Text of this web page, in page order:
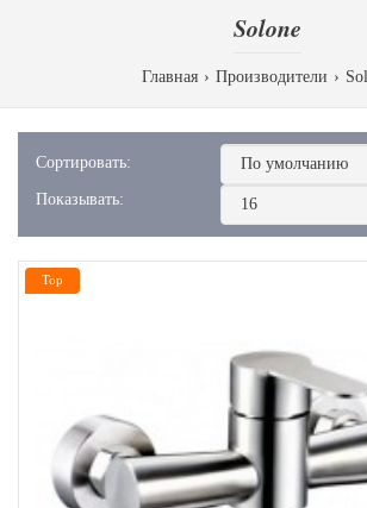
Solone
Главная Производители
Сортировать:
Показывать:
Top